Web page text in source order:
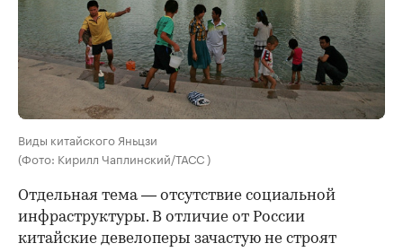
Виды китайского Яньцзи
(Фото: Кирилл Чаплинский/ТАСС )
Отдельная тема — отсутствие социальной
инфраструктуры. В отличие от России
китайские девелоперы зачастую не строят